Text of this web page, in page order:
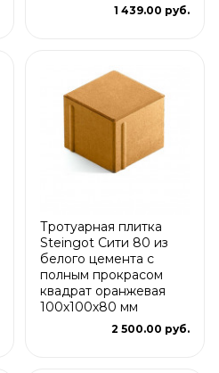
1 439.00 руб.
Тротуарная плитка
Steingot Сити 80 из
белого цемента с
полным прокрасом
квадрат оранжевая
100х100х80 мм
2 500.00 руб.